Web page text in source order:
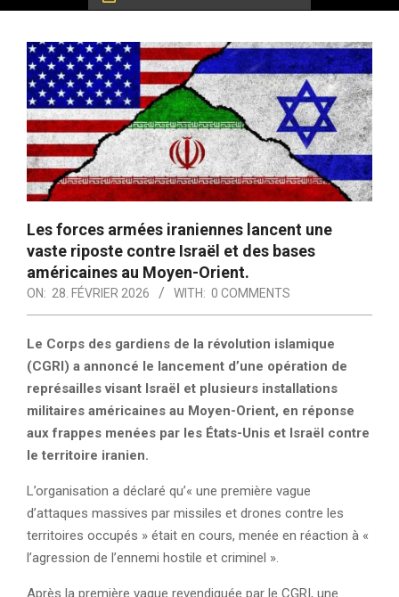
Les forces armées iraniennes lancent une
vaste riposte contre Israël et des bases
américaines au Moyen-Orient.
ON: 28. FÉVRIER 2026 WITH: 0 COMMENTS
Le Corps des gardiens de la révolution islamique
(CGRI) a annoncé le lancement d’une opération de
représailles visant Israël et plusieurs installations
militaires américaines au Moyen-Orient, en réponse
aux frappes menées par les États-Unis et Israël contre
le territoire iranien.
L’organisation a déclaré qu’« une première vague
d’attaques massives par missiles et drones contre les
territoires occupés » était en cours, menée en réaction à «
l’agression de l’ennemi hostile et criminel ».
Après la première vague revendiquée par le CGRI, une